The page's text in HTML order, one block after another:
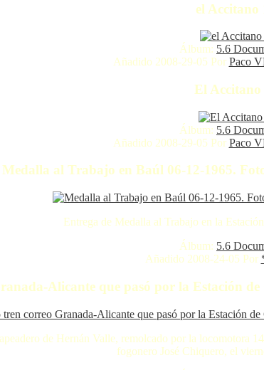
el Accitano
Álbum: 5.6
Añadido 2008-29-05 Por Paco
El Accitano
Álbum: 5.6
Añadido 2008-29-05 Por Paco
Medalla al Trabajo en Baúl 06-12-1965.
Entrega de Medalla al Trabajo en la
Álbum: 5.6
Añadido 2008-24-05 Por
Alicante que pasó por la Estación
de Hernán Valle, remolcado por la
fogonero José Chiquero, el